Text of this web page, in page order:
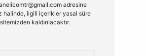
adresine
halinde, ilgili içerikler yasal süre
kaldırılacaktır.